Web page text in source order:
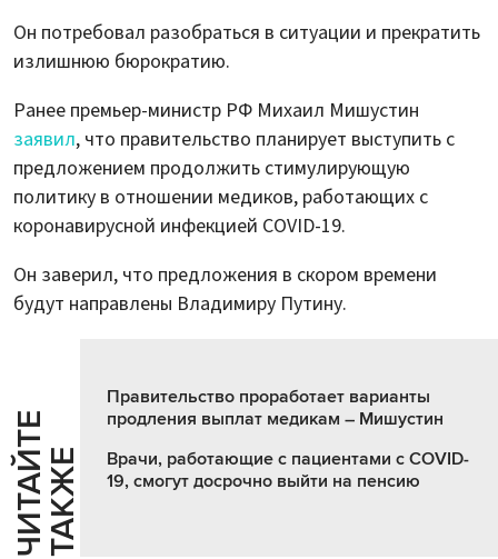
Он потребовал разобраться в ситуации и прекратить
излишнюю бюрократию.
Ранее премьер-министр РФ Михаил Мишустин
заявил, что правительство планирует выступить с
предложением продолжить стимулирующую
политику в отношении медиков, работающих с
коронавирусной инфекцией COVID-19.
Он заверил, что предложения в скором времени
будут направлены Владимиру Путину.
Ч
И
Т
АЙ
Т
Е
Т
А
К
ЖЕ
Правительство проработает варианты
продления выплат медикам – Мишустин
Врачи, работающие с пациентами с COVID-
19, смогут досрочно выйти на пенсию